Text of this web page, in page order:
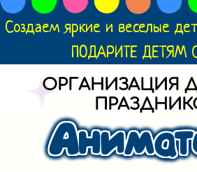
Создаем яркие и веселые
ПОДАРИТЕ ДЕТЯМ
ОРГАНИЗАЦИЯ